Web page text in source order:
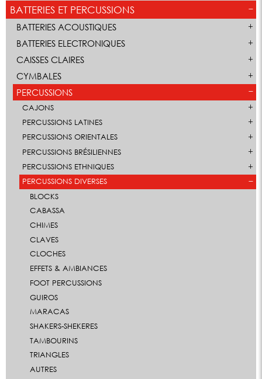
BATTERIES ET PERCUSSIONS
BATTERIES ACOUSTIQUES
BATTERIES ELECTRONIQUES
CAISSES CLAIRES
CYMBALES
PERCUSSIONS
CAJONS
PERCUSSIONS LATINES
PERCUSSIONS ORIENTALES
PERCUSSIONS BRÉSILIENNES
PERCUSSIONS ETHNIQUES
PERCUSSIONS DIVERSES
BLOCKS
CABASSA
CHIMES
CLAVES
CLOCHES
EFFETS & AMBIANCES
FOOT PERCUSSIONS
GUIROS
MARACAS
SHAKERS-SHEKERES
TAMBOURINS
TRIANGLES
AUTRES